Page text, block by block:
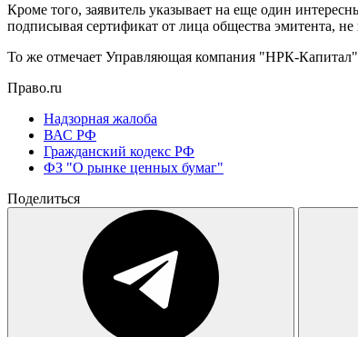
Кроме того, заявитель указывает на еще один
подписывая сертификат от лица общества эмитента,
То же отмечает Управляющая компания "НРК-
Право.ru
Надзорная жалоба
ВАС РФ
Гражданский кодекс РФ
ФЗ "О рынке ценных бумаг"
Поделиться